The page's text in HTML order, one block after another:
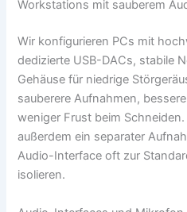
Workstations mit sauberem
Wir konfigurieren PCs mit
dedizierte USB-DACs, stabile
Gehäuse für niedrige
sauberere Aufnahmen,
weniger Frust beim
außerdem ein separater
Audio-Interface oft zur
isolieren.